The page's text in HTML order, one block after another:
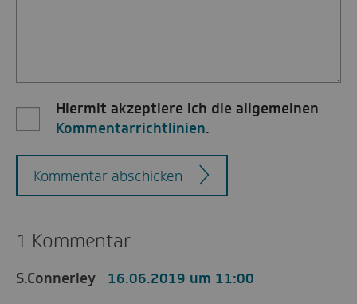
Hiermit akzeptiere ich die allgemeinen
Kommentarrichtlinien.
Kommentar abschicken
1 Kommentar
S.Connerley
16.06.2019 um 11:00